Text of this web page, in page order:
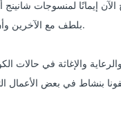
إيمانًا لمنسوجات شانينج
بلطف مع الآخرين وأن يساعدوا الآخرين قدر الإمكان.